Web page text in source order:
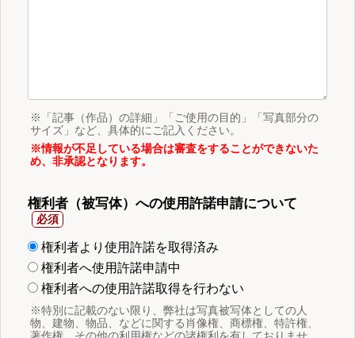
※「記事（作品）の詳細」「ご使用の目的」「写真部分の
サイズ」など、具体的にご記入ください。
※情報が不足している場合は審査をすることができないた
め、非承認となります。
権利者（被写体）への使用許諾申請について
権利者より使用許諾を取得済み
権利者へ使用許諾申請中
権利者への使用許諾取得を行わない
※特別に記載のない限り、弊社は写真被写体としての人
物、建物、物品、などに関する肖像権、商標権、特許権、